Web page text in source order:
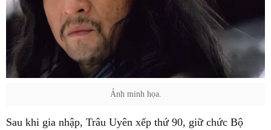
Ảnh minh họa.
Sau khi gia nhập, Trâu Uyên xếp thứ 90, giữ chức Bộ